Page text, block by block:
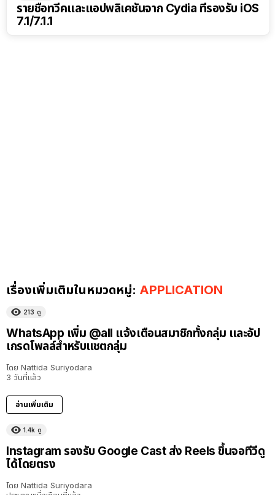
รายชื่อทวีคและแอปพลิเคชันจาก Cydia ที่รองรับ iOS
7.1/7.1.1
เรื่องเพิ่มเติมในหมวดหมู่: APPLICATION
213 ดู
WhatsApp เพิ่ม @all แจ้งเตือนสมาชิกทั้งกลุ่ม และอัป
เกรดโพลล์สำหรับแชตกลุ่ม
โดย Nattida Suriyodara
3 วันที่แล้ว
อ่านเพิ่มเติม
1.4k ดู
Instagram รองรับ Google Cast ส่ง Reels ขึ้นจอทีวีดู
ได้โดยตรง
โดย Nattida Suriyodara